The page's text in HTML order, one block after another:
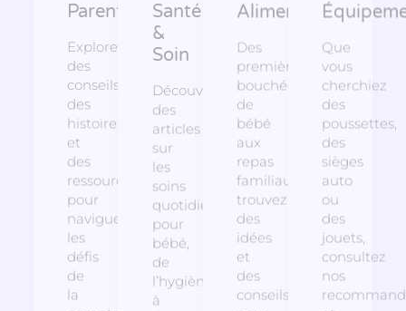
Parentalité
Explorez
des
conseils,
des
histoires
et
des
ressources
pour
naviguer
les
défis
de
la
Santé
&
Soin
Découvrez
des
articles
sur
les
soins
quotidiens
pour
bébé,
de
l’hygiène
à
Alimentation
Des
premières
bouchées
de
bébé
aux
repas
familiaux,
trouvez
des
idées
et
des
conseils
Que
vous
cherchiez
des
poussettes,
des
sièges
auto
ou
des
jouets,
consultez
nos